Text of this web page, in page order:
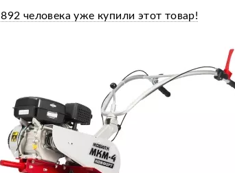
892 человека уже купили этот товар!